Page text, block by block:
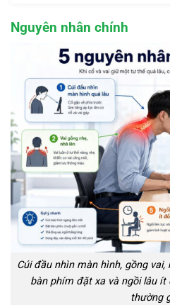
Nguyên nhân chính
Cúi đầu nhìn màn hình, gồng
bàn phím đặt xa và ngồi lâu
thường